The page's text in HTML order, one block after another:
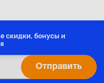
скидки, бонусы и